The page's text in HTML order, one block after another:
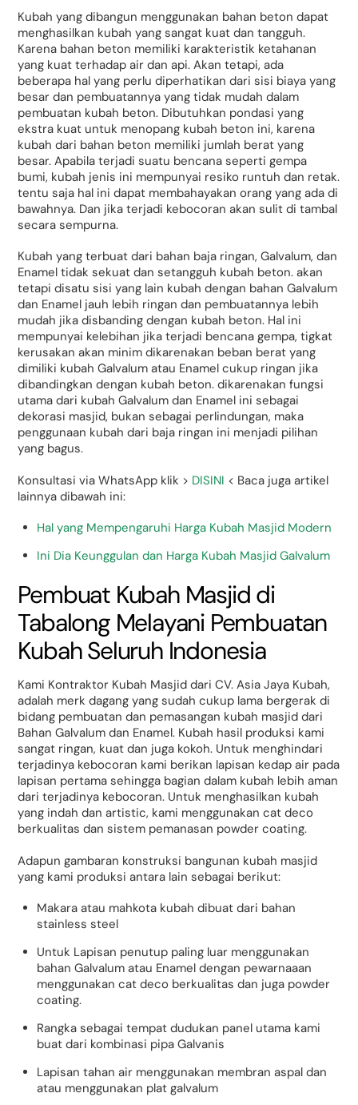
Kubah yang dibangun menggunakan bahan beton dapat
menghasilkan kubah yang sangat kuat dan tangguh.
Karena bahan beton memiliki karakteristik ketahanan
yang kuat terhadap air dan api. Akan tetapi, ada
beberapa hal yang perlu diperhatikan dari sisi biaya yang
besar dan pembuatannya yang tidak mudah dalam
pembuatan kubah beton. Dibutuhkan pondasi yang
ekstra kuat untuk menopang kubah beton ini, karena
kubah dari bahan beton memiliki jumlah berat yang
besar. Apabila terjadi suatu bencana seperti gempa
bumi, kubah jenis ini mempunyai resiko runtuh dan retak.
tentu saja hal ini dapat membahayakan orang yang ada di
bawahnya. Dan jika terjadi kebocoran akan sulit di tambal
secara sempurna.
Kubah yang terbuat dari bahan baja ringan, Galvalum, dan
Enamel tidak sekuat dan setangguh kubah beton. akan
tetapi disatu sisi yang lain kubah dengan bahan Galvalum
dan Enamel jauh lebih ringan dan pembuatannya lebih
mudah jika disbanding dengan kubah beton. Hal ini
mempunyai kelebihan jika terjadi bencana gempa, tigkat
kerusakan akan minim dikarenakan beban berat yang
dimiliki kubah Galvalum atau Enamel cukup ringan jika
dibandingkan dengan kubah beton. dikarenakan fungsi
utama dari kubah Galvalum dan Enamel ini sebagai
dekorasi masjid, bukan sebagai perlindungan, maka
penggunaan kubah dari baja ringan ini menjadi pilihan
yang bagus.
Konsultasi via WhatsApp klik > DISINI < Baca juga artikel
lainnya dibawah ini:
Hal yang Mempengaruhi Harga Kubah Masjid Modern
Ini Dia Keunggulan dan Harga Kubah Masjid Galvalum
Pembuat Kubah Masjid di
Tabalong Melayani Pembuatan
Kubah Seluruh Indonesia
Kami Kontraktor Kubah Masjid dari CV. Asia Jaya Kubah,
adalah merk dagang yang sudah cukup lama bergerak di
bidang pembuatan dan pemasangan kubah masjid dari
Bahan Galvalum dan Enamel. Kubah hasil produksi kami
sangat ringan, kuat dan juga kokoh. Untuk menghindari
terjadinya kebocoran kami berikan lapisan kedap air pada
lapisan pertama sehingga bagian dalam kubah lebih aman
dari terjadinya kebocoran. Untuk menghasilkan kubah
yang indah dan artistic, kami menggunakan cat deco
berkualitas dan sistem pemanasan powder coating.
Adapun gambaran konstruksi bangunan kubah masjid
yang kami produksi antara lain sebagai berikut:
Makara atau mahkota kubah dibuat dari bahan
stainless steel
Untuk Lapisan penutup paling luar menggunakan
bahan Galvalum atau Enamel dengan pewarnaaan
menggunakan cat deco berkualitas dan juga powder
coating.
Rangka sebagai tempat dudukan panel utama kami
buat dari kombinasi pipa Galvanis
Lapisan tahan air menggunakan membran aspal dan
atau menggunakan plat galvalum